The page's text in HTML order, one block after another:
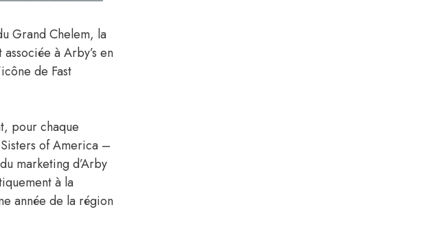
Grand Chelem, la
à Arby’s en
de Fast
pour chaque
of America –
marketing d’Arby
à la
année de la région